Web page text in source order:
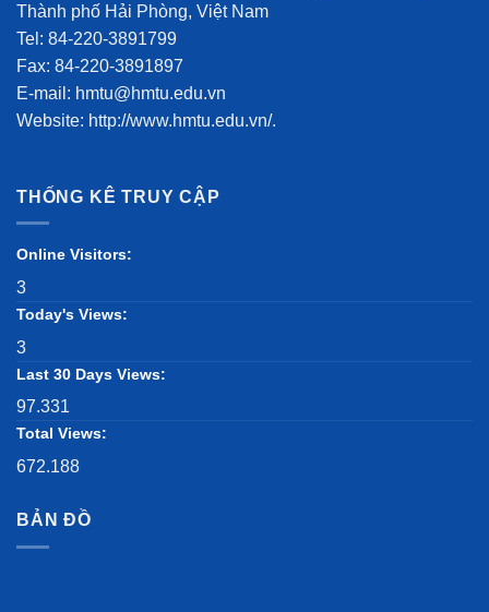
Thành phố Hải Phòng, Việt Nam
Tel: 84-220-3891799
Fax: 84-220-3891897
E-mail: hmtu@hmtu.edu.vn
Website: http://www.hmtu.edu.vn/.
THỐNG KÊ TRUY CẬP
Online Visitors:
3
Today's Views:
3
Last 30 Days Views:
97.331
Total Views:
672.188
BẢN ĐỒ